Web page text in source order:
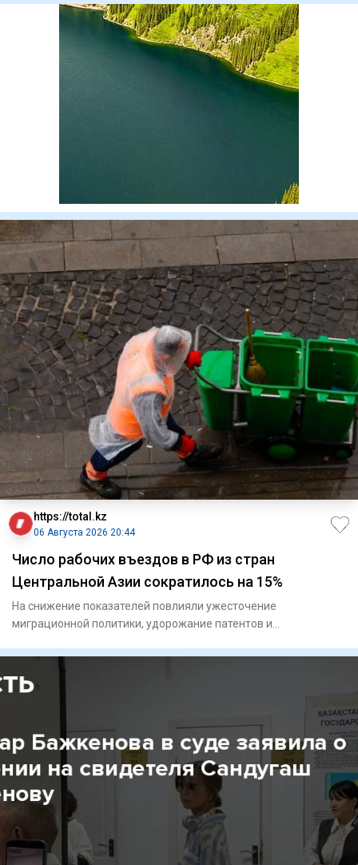
https://total.kz
06 Августа 2026 20:44
Число рабочих въездов в РФ из стран
Центральной Азии сократилось на 15%
На снижение показателей повлияли ужесточение
миграционной политики, удорожание патентов и